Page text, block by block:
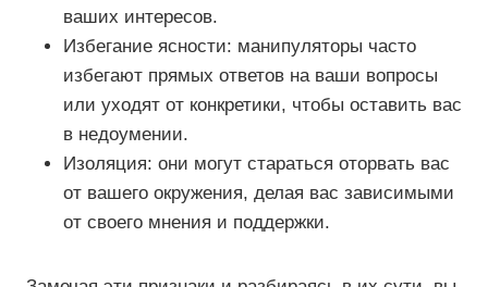
ваших интересов.
Избегание ясности: манипуляторы часто
избегают прямых ответов на ваши вопросы
или уходят от конкретики, чтобы оставить вас
в недоумении.
Изоляция: они могут стараться оторвать вас
от вашего окружения, делая вас зависимыми
от своего мнения и поддержки.